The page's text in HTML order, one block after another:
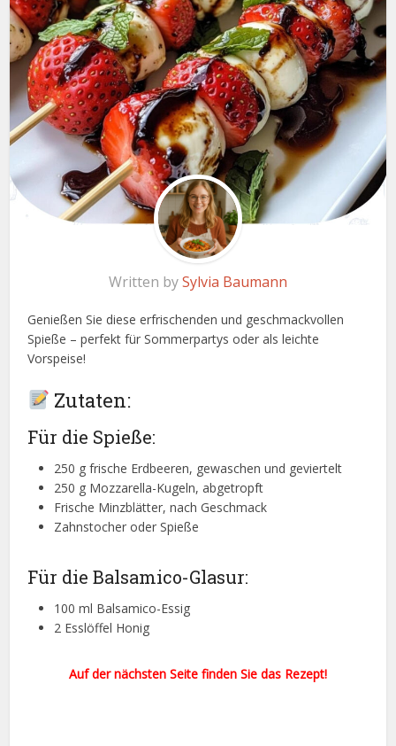
Written bySylvia Baumann
Genießen Sie diese erfrischenden und geschmackvollen
Spieße – perfekt für Sommerpartys oder als leichte
Vorspeise!
Zutaten:
Für die Spieße:
250 g frische Erdbeeren, gewaschen und geviertelt
250 g Mozzarella-Kugeln, abgetropft
Frische Minzblätter, nach Geschmack
Zahnstocher oder Spieße
Für die Balsamico-Glasur:
100 ml Balsamico-Essig
2 Esslöffel Honig
Auf der nächsten Seite finden Sie das Rezept!